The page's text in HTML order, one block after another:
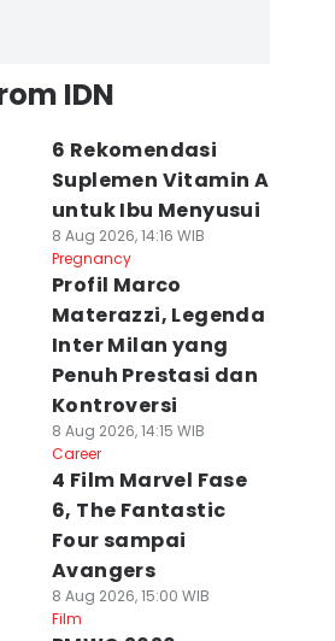
IDN
6 Rekomendasi
Suplemen Vitamin A
untuk Ibu Menyusui
8 Aug 2026, 14:16 WIB
Pregnancy
Profil Marco
Materazzi, Legenda
Inter Milan yang
Penuh Prestasi dan
Kontroversi
8 Aug 2026, 14:15 WIB
Career
4 Film Marvel Fase
6, The Fantastic
Four sampai
Avangers
8 Aug 2026, 15:00 WIB
Film